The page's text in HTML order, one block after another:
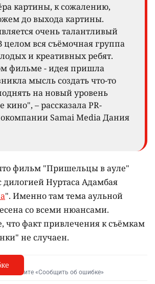
картины, к сожалению,
до выхода картины.
очень талантливый
целом вся съёмочная группа
и креативных ребят.
фильме - идея пришла
мысль создать что-то
на новый уровень
кино", – рассказала PR-
Samai Media Дания
фильм "Пришельцы в ауле"
дилогией Нуртаса Адамбая
". Именно там тема аульной
со всеми нюансами.
что факт привлечения к съёмкам
не случаен.
и нажмите «Сообщить об ошибке»